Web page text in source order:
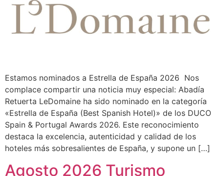
Estamos nominados a Estrella de España 2026 Nos
complace compartir una noticia muy especial: Abadía
Retuerta LeDomaine ha sido nominado en la categoría
«Estrella de España (Best Spanish Hotel)» de los DUCO
Spain & Portugal Awards 2026. Este reconocimiento
destaca la excelencia, autenticidad y calidad de los
hoteles más sobresalientes de España, y supone un […]
Agosto 2026 Turismo